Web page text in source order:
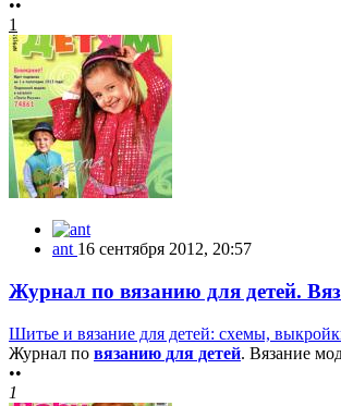
••
1
ant 16 сентября 2012, 20:57
Журнал по вязанию для детей.
Шитье и вязание для детей: схемы,
Журнал по вязанию для детей. Вязание
••
1